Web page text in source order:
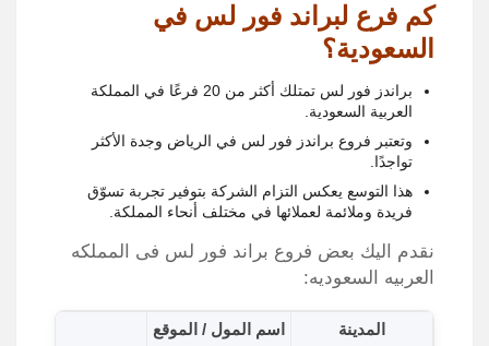
كم فرع لبراند فور لس في
السعودية؟
براندز فور لس تمتلك أكثر من 20 فرعًا في المملكة
العربية السعودية.
وتعتبر فروع براندز فور لس في الرياض وجدة الأكثر
تواجدًا.
هذا التوسع يعكس التزام الشركة بتوفير تجربة تسوّق
فريدة وملائمة لعملائها في مختلف أنحاء المملكة.
نقدم اليك بعض فروع براند فور لس فى المملكه
العربيه السعوديه:
المدينة
اسم المول / الموقع